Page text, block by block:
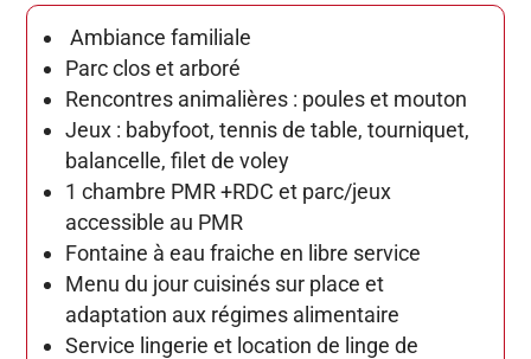
Ambiance familiale
Parc clos et arboré
Rencontres animalières : poules et mouton
Jeux : babyfoot, tennis de table, tourniquet,
balancelle, filet de voley
1 chambre PMR +RDC et parc/jeux
accessible au PMR
Fontaine à eau fraiche en libre service
Menu du jour cuisinés sur place et
adaptation aux régimes alimentaire
Service lingerie et location de linge de